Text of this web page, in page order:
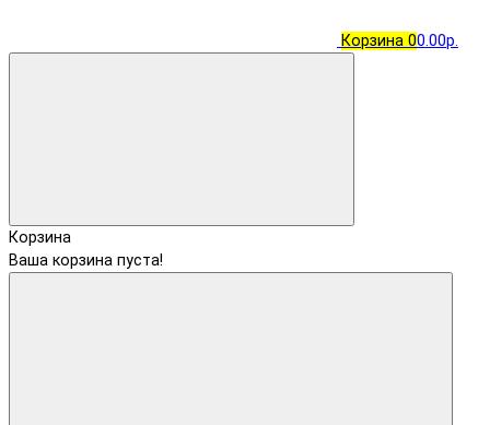
Корзина 00.00р.
Корзина
Ваша корзина пуста!